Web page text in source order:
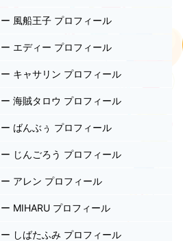
風船王子 プロフィール
エディー プロフィール
キャサリン プロフィール
海賊タロウ プロフィール
ばんぶぅ プロフィール
じんごろう プロフィール
アレン プロフィール
MIHARU プロフィール
しばたふみ プロフィール